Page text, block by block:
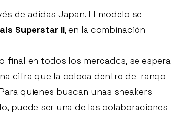
de adidas Japan. El modelo se
Superstar II, en la combinación
final en todos los mercados, se espera
cifra que la coloca dentro del rango
quienes buscan unas sneakers
puede ser una de las colaboraciones